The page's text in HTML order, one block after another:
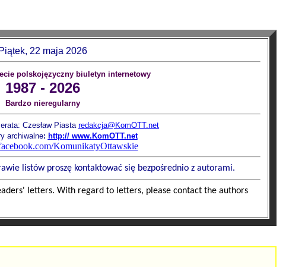
Piątek, 22 maja 2026
polskojęzyczny biuletyn internetowy
1987 - 2026
Bardzo nieregularny
Czesław Piastaredakcja@KomOTT.net
archiwalne: http:// www.KomOTT.net
KomunikatyOttawskie
listów proszę kontaktować się bezpośrednio z autorami.
letters. With regard to letters, please contact the authors